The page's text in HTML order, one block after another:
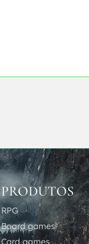
PRODUTOS
RPG
Board games
Card games